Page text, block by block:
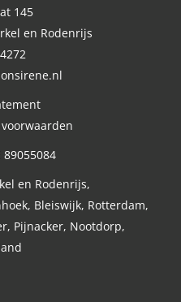
145
en Rodenrijs
89055084
en Rodenrijs,
Bleiswijk, Rotterdam,
Pijnacker, Nootdorp,